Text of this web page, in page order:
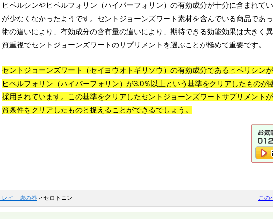
ヒペルシンやヒペルフォリン（ハイパーフォリン）の有効成分が十分に含まれて
が少なくなかったようです。セントジョーンズワート素材を含んでいる商品であ
術の違いにより、有効成分の含有量の違いにより、期待できる効能効果は大きく
質重視でセントジョーンズワートのサプリメントを選ぶことが極めて重要です。
セントジョーンズワート（セイヨウオトギリソウ）の有効成分であるヒペリシンが
ヒペルフォリン（ハイパーフォリン）が3.0％以上という基準をクリアしたものが
採用されています。この基準をクリアしたセントジョーンズワートサプリメント
質条件をクリアしたものと捉えることができるでしょう。
レイ」虎の巻 > セロトニン この